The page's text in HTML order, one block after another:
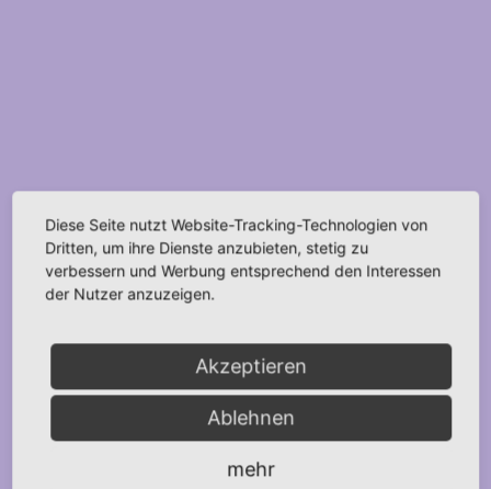
Diese Seite nutzt Website-Tracking-Technologien von
Dritten, um ihre Dienste anzubieten, stetig zu
verbessern und Werbung entsprechend den Interessen
der Nutzer anzuzeigen.
Akzeptieren
Ablehnen
mehr